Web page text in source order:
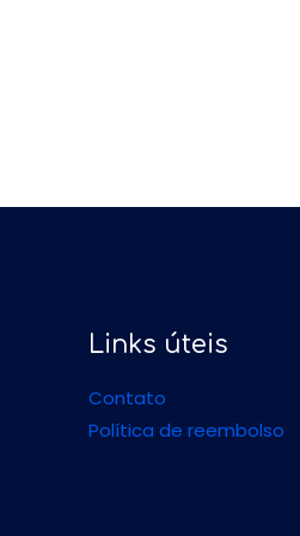
Links úteis
Contato
Política de reembolso